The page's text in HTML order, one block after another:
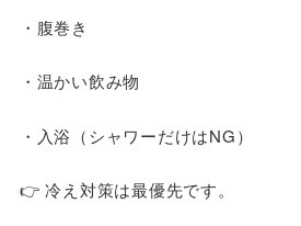
・腹巻き
・温かい飲み物
・入浴（シャワーだけはNG）
👉 冷え対策は最優先です。